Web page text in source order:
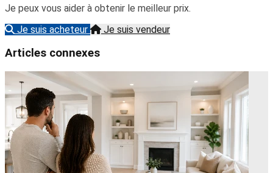
Je peux vous aider à obtenir le meilleur prix.
Je suis acheteur
Je suis vendeur
Articles connexes